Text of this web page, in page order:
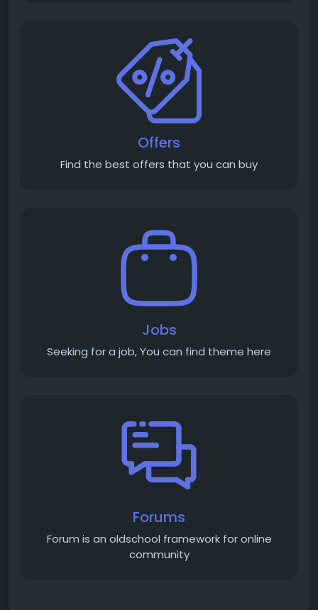
Offers
Find the best offers that you can buy
Jobs
Seeking for a job, You can find theme here
Forums
Forum is an old­school framework for online
community